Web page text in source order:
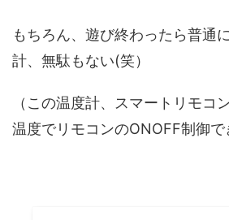
もちろん、遊び終わったら普通
計、無駄もない(笑）
（この温度計、スマートリモコ
温度でリモコンのONOFF制御で